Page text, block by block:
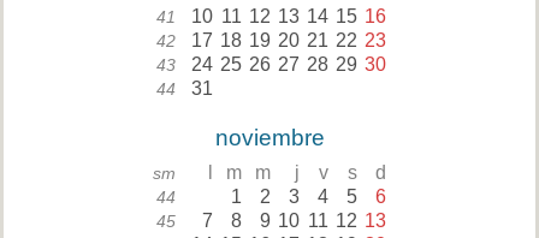
41 10 11 12 13 14 15 16
42 17 18 19 20 21 22 23
43 24 25 26 27 28 29 30
44 31
noviembre
sm m m j v s d
44 1 2 3 4 5 6
45 7 8 9 10 11 12 13